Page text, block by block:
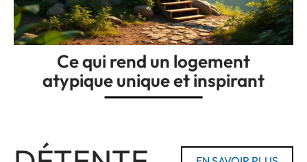
Ce qui rend un logement
atypique unique et inspirant